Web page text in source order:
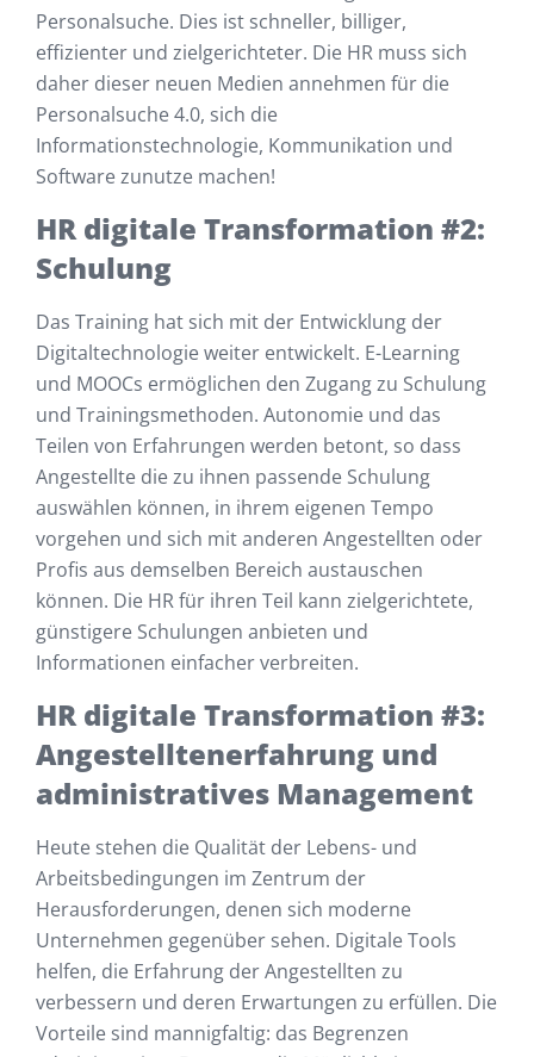
Personalsuche. Dies ist schneller, billiger,
effizienter und zielgerichteter. Die HR muss sich
daher dieser neuen Medien annehmen für die
Personalsuche 4.0, sich die
Informationstechnologie, Kommunikation und
Software zunutze machen!
HR digitale Transformation #2:
Schulung
Das Training hat sich mit der Entwicklung der
Digitaltechnologie weiter entwickelt. E-Learning
und MOOCs ermöglichen den Zugang zu Schulung
und Trainingsmethoden. Autonomie und das
Teilen von Erfahrungen werden betont, so dass
Angestellte die zu ihnen passende Schulung
auswählen können, in ihrem eigenen Tempo
vorgehen und sich mit anderen Angestellten oder
Profis aus demselben Bereich austauschen
können. Die HR für ihren Teil kann zielgerichtete,
günstigere Schulungen anbieten und
Informationen einfacher verbreiten.
HR digitale Transformation #3:
Angestelltenerfahrung und
administratives Management
Heute stehen die Qualität der Lebens- und
Arbeitsbedingungen im Zentrum der
Herausforderungen, denen sich moderne
Unternehmen gegenüber sehen. Digitale Tools
helfen, die Erfahrung der Angestellten zu
verbessern und deren Erwartungen zu erfüllen. Die
Vorteile sind mannigfaltig: das Begrenzen